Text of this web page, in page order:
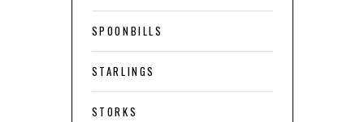
SPOONBILLS
STARLINGS
STORKS